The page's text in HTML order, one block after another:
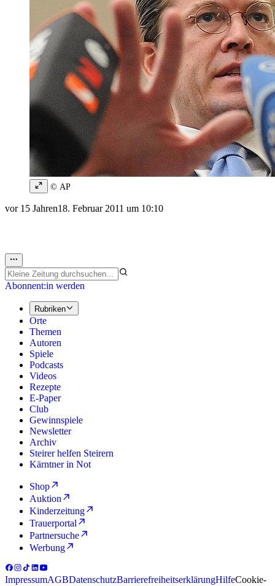
© AP
vor 15 Jahren18. Februar 2011 um 10:10
Abonnent:in werden
Rubriken
Orte
Themen
Autoren
Spiele
Podcasts
Videos
Rezepte
E-Paper
Club
Gewinnspiele
Newsletter
Archiv
Steirer helfen Steirern
Kärntner in Not
Shop
Auktion
Kinderzeitung
Trauerportal
Partnersuche
Werbung
ImpressumAGBDatenschutzBarrierefreiheitserklärungHilfeCookie-